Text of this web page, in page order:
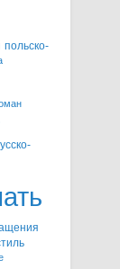
польско-